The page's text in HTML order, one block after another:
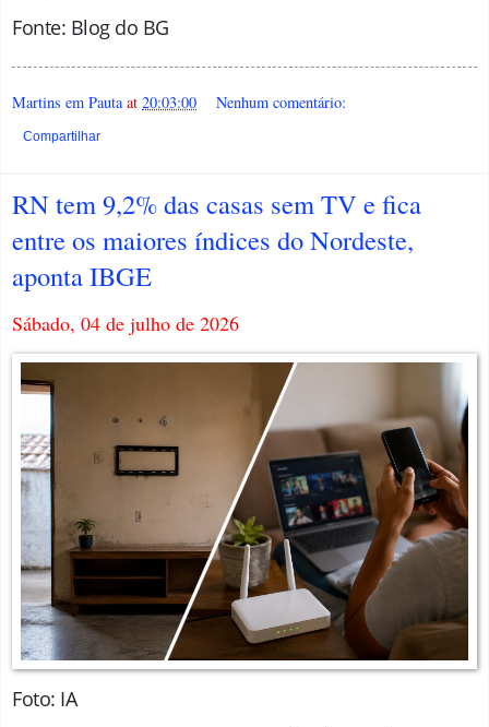
Fonte: Blog do BG
Martins em Pauta at 20:03:00 Nenhum comentário:
Compartilhar
RN tem 9,2% das casas sem TV e fica
entre os maiores índices do Nordeste,
aponta IBGE
Sábado, 04 de julho de 2026
Foto: IA